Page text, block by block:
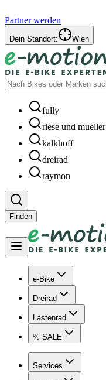
Partner werden
Dein Standort: Wien
fully
riese und mueller
kalkhoff
dreirad
raymon
Finden
e-Bike
Dreirad
Lastenrad
% SALE
Services